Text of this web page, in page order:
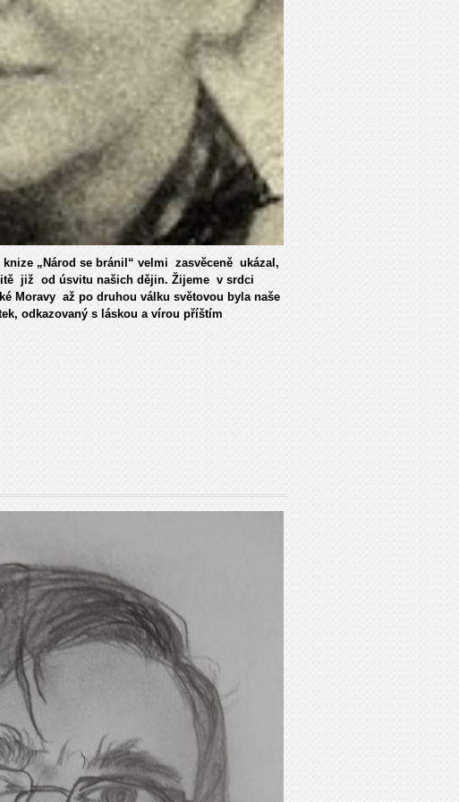
„Národ se bránil“ velmi zasvěceně ukázal,
již od úsvitu našich dějin. Žijeme v srdci
Moravy až po druhou válku světovou byla naše
odkazovaný s láskou a vírou příštím